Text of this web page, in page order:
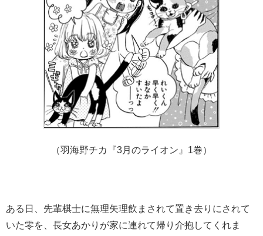
（羽海野チカ『3月のライオン』1巻）
ある日、先輩棋士に無理矢理飲まされて置き去りにされて
いた零を、長女あかりが家に連れて帰り介抱してくれま